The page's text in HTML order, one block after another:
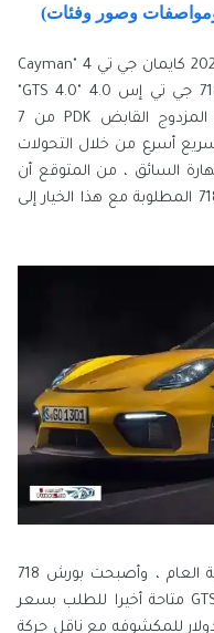
لأول مرة ، ستكون موديلات بورش 718 2021 كايمان جي تي 4 "Cayman
GT4" و 718 سبايدر "Spyder " وكذلك 718 جي ​​تي إس 4.0 "GTS 4.0"
متاحة بشكل اختياري مع ناقل الحركة المزدوج القابض PDK من 7
أسرع من خلال التحولات
السائق ، من المتوقع أن
تصل المتغيرات ذات الست أسطوانات 718 المطلوبة مع هذا الخيار إلى
تم كشف النقاب عن بورش 718 فى بداية العام ، وأصبحت بورش 718
كايمان وبورش 718 بوكستر بنكهة GTS 4.0 متاحة أخيرا للطلب بسعر
دولار في حالة الكوبيه و 88.900 دولار للمكشوفه مع ناقل حركة